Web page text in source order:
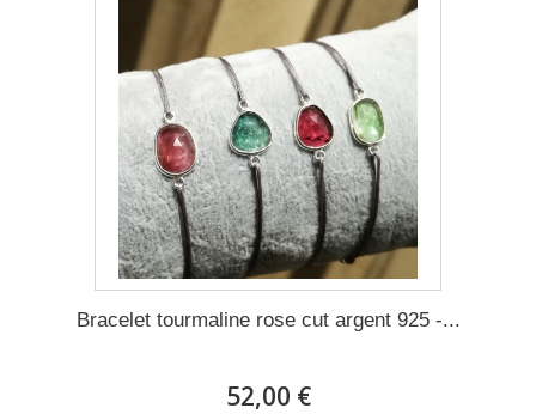
Bracelet tourmaline rose cut argent 925 -...
52,00 €